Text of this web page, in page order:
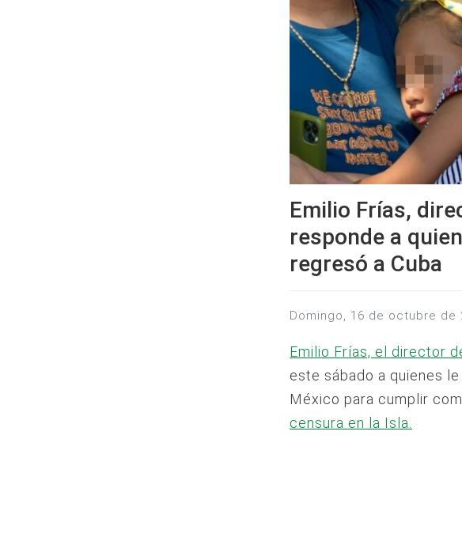
Emilio Frías,
responde a
regresó a Cuba
domingo, 16 de octubre de
Emilio Frías, el director
este sábado a quienes
México para cumplir
censura en la Isla.